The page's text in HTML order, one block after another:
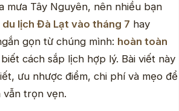
mưa Tây Nguyên, nên nhiều bạn
du lịch Đà Lạt vào tháng 7 hay
gọn từ chúng mình: hoàn toàn
cách sắp lịch hợp lý. Bài viết này
ưu nhược điểm, chi phí và mẹo để
vẫn trọn vẹn.